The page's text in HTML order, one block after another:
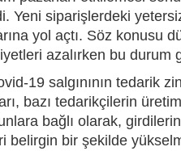
Yeni siparişlerdeki
yol açtı. Söz konusu
azalırken bu durum
19 salgınının tedarik
bazı tedarikçilerin
bağlı olarak,
belirgin bir şekilde